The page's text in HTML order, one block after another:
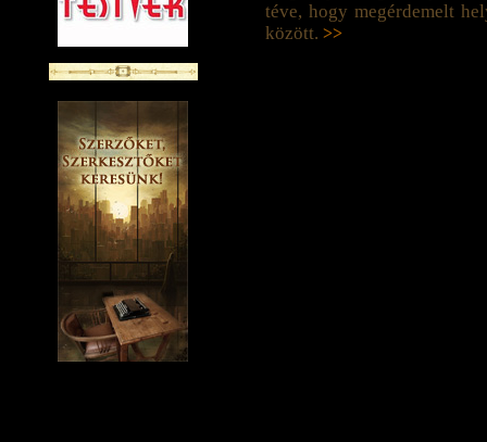
téve, hogy megérdemelt
között. >>